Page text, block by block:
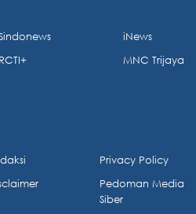
RCTI+
iNews
MNC Trijaya
Privacy Policy
Pedoman Media
Siber